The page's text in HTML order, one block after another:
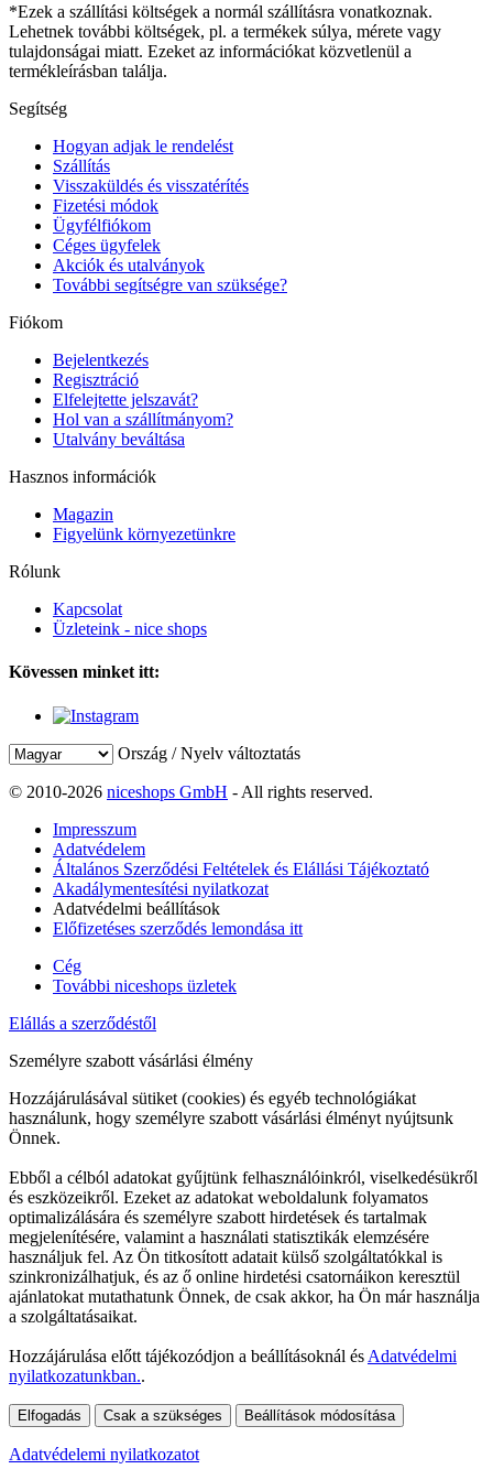
*Ezek a szállítási költségek a normál szállításra vonatkoznak.
Lehetnek további költségek, pl. a termékek súlya, mérete vagy
tulajdonságai miatt. Ezeket az információkat közvetlenül a
termékleírásban találja.
Segítség
Hogyan adjak le rendelést
Szállítás
Visszaküldés és visszatérítés
Fizetési módok
Ügyfélfiókom
Céges ügyfelek
Akciók és utalványok
További segítségre van szüksége?
Fiókom
Bejelentkezés
Regisztráció
Elfelejtette jelszavát?
Hol van a szállítmányom?
Utalvány beváltása
Hasznos információk
Magazin
Figyelünk környezetünkre
Rólunk
Kapcsolat
Üzleteink - nice shops
Kövessen minket itt:
Ország / Nyelv változtatás
© 2010-2026 niceshops GmbH - All rights reserved.
Impresszum
Adatvédelem
Általános Szerződési Feltételek és Elállási Tájékoztató
Akadálymentesítési nyilatkozat
Adatvédelmi beállítások
Előfizetéses szerződés lemondása itt
Cég
További niceshops üzletek
Elállás a szerződéstől
Személyre szabott vásárlási élmény
Hozzájárulásával sütiket (cookies) és egyéb technológiákat
használunk, hogy személyre szabott vásárlási élményt nyújtsunk
Önnek.
Ebből a célból adatokat gyűjtünk felhasználóinkról, viselkedésükről
és eszközeikről. Ezeket az adatokat weboldalunk folyamatos
optimalizálására és személyre szabott hirdetések és tartalmak
megjelenítésére, valamint a használati statisztikák elemzésére
használjuk fel. Az Ön titkosított adatait külső szolgáltatókkal is
szinkronizálhatjuk, és az ő online hirdetési csatornáikon keresztül
ajánlatokat mutathatunk Önnek, de csak akkor, ha Ön már használja
a szolgáltatásaikat.
Hozzájárulása előtt tájékozódjon a beállításoknál és Adatvédelmi
nyilatkozatunkban..
Elfogadás Csak a szükséges Beállítások módosítása
Adatvédelemi nyilatkozatot